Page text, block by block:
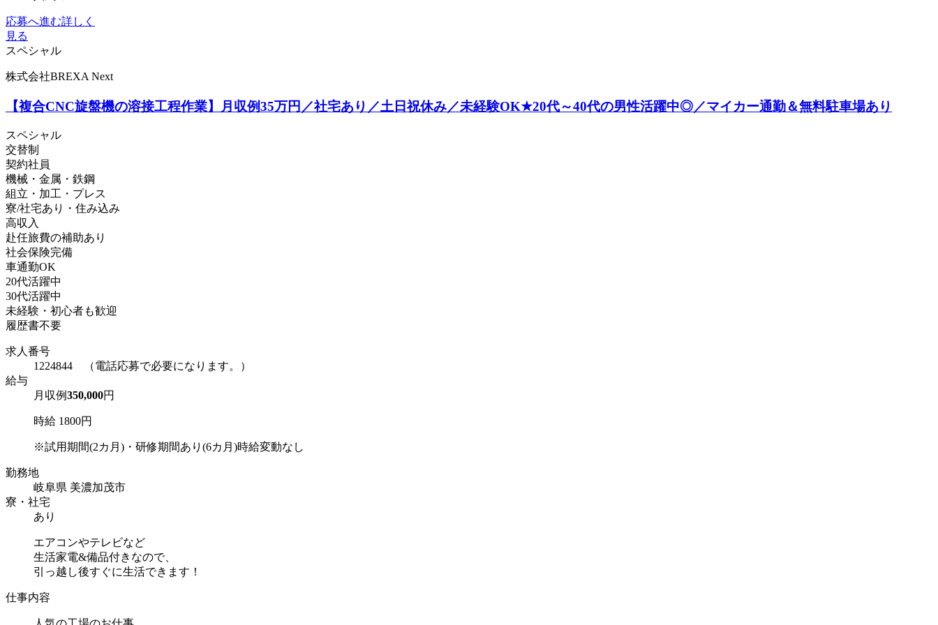
応募へ進む詳しく
見る
スペシャル
株式会社BREXA Next
【複合CNC旋盤機の溶接工程作業】月収例35万円／社宅あり／土日祝休み／未経験OK★20代～40代の男性活躍中◎／マイカー通勤＆無料駐車場あり
スペシャル
交替制
契約社員
機械・金属・鉄鋼
組立・加工・プレス
寮/社宅あり・住み込み
高収入
赴任旅費の補助あり
社会保険完備
車通勤OK
20代活躍中
30代活躍中
未経験・初心者も歓迎
履歴書不要
求人番号
1224844 （電話応募で必要になります。）
給与
月収例350,000円
時給 1800円
※試用期間(2カ月)・研修期間あり(6カ月)時給変動なし
勤務地
岐阜県 美濃加茂市
寮・社宅
あり
エアコンやテレビなど
生活家電&備品付きなので、
引っ越し後すぐに生活できます！
仕事内容